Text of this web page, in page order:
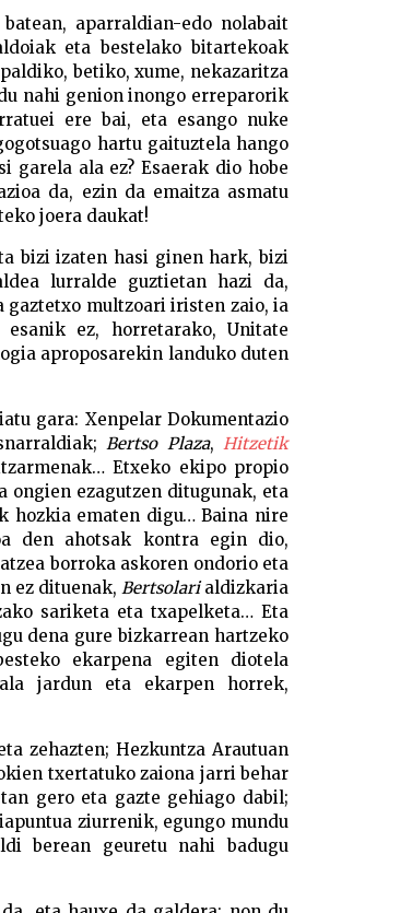
aparraldian-edo nolabait
eta bestelako bitartekoak
betiko, xume, nekazaritza
nahi genion inongo erreparorik
ere bai, eta esango nuke
hartu gaituztela hango
garela ala ez? Esaerak dio hobe
da, ezin da emaitza asmatu
joera daukat!
bizi izaten hasi ginen hark, bizi
lurralde guztietan hazi da,
gaztetxo multzoari iristen zaio, ia
ez, horretarako, Unitate
aproposarekin landuko duten
gara: Xenpelar Dokumentazio
Bertso Plaza,Hitzetik
Etxeko ekipo propio
ongien ezagutzen ditugunak, eta
hozkia ematen digu… Baina nire
den ahotsak kontra egin dio,
borroka askoren ondorio eta
ez dituenak, Bertsolarialdizkaria
sariketa eta txapelketa… Eta
dena gure bizkarrean hartzeko
ekarpena egiten diotela
jardun eta ekarpen horrek,
zehazten; Hezkuntza Arautuan
txertatuko zaiona jarri behar
gero eta gazte gehiago dabil;
ziurrenik, egungo mundu
berean geuretu nahi badugu